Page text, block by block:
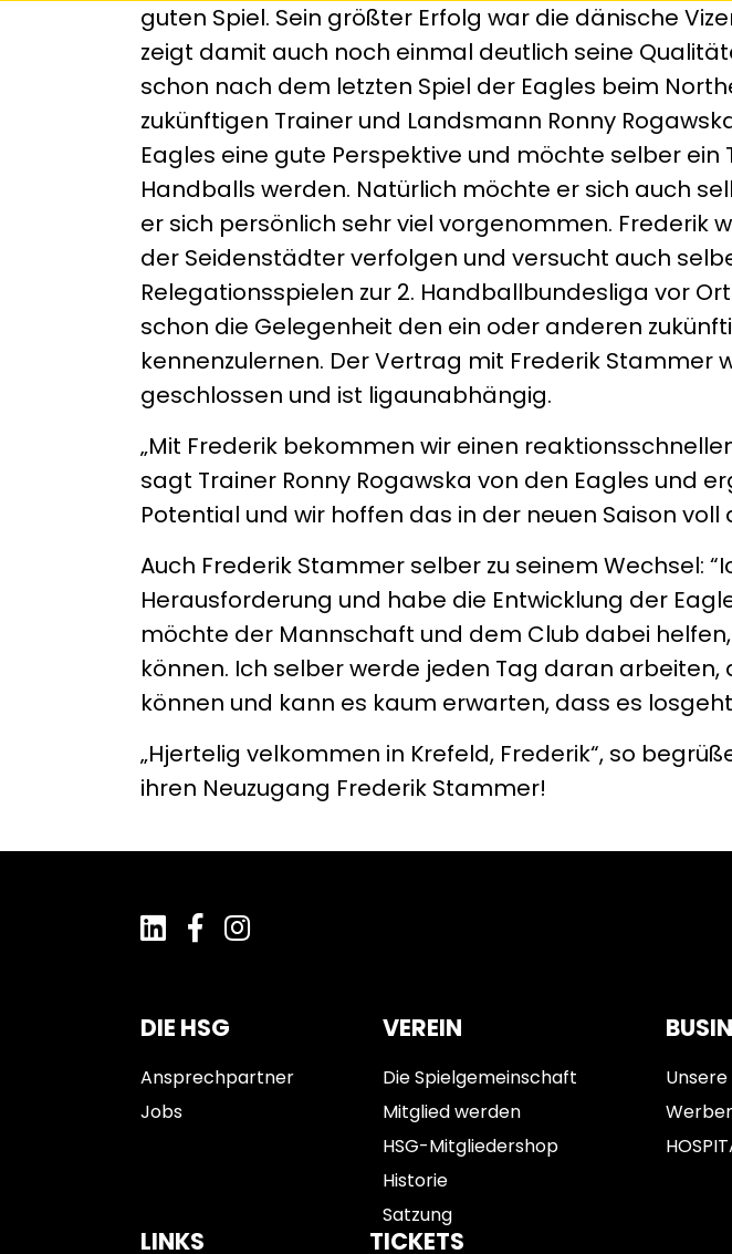
guten Spiel. Sein größter Erfolg war die dänische
zeigt damit auch noch einmal deutlich seine
schon nach dem letzten Spiel der Eagles beim
zukünftigen Trainer und Landsmann Ronny
Eagles eine gute Perspektive und möchte selber ein
Handballs werden. Natürlich möchte er sich auch
er sich persönlich sehr viel vorgenommen. Frederik
der Seidenstädter verfolgen und versucht auch
Relegationsspielen zur 2. Handballbundesliga vor
schon die Gelegenheit den ein oder anderen
kennenzulernen. Der Vertrag mit Frederik Stammer
geschlossen und ist ligaunabhängig.
„Mit Frederik bekommen wir einen
sagt Trainer Ronny Rogawska von den Eagles und
Potential und wir hoffen das in der neuen Saison voll
Auch Frederik Stammer selber zu seinem Wechsel:
Herausforderung und habe die Entwicklung der
möchte der Mannschaft und dem Club dabei
können. Ich selber werde jeden Tag daran
können und kann es kaum erwarten, dass es
„Hjertelig velkommen in Krefeld, Frederik“, so
ihren Neuzugang Frederik Stammer!
DIE HSG
Ansprechpartner
Jobs
VEREIN
Die Spielgemeinschaft
Mitglied werden
HSG-Mitgliedershop
Historie
Satzung
LINKS TICKETS